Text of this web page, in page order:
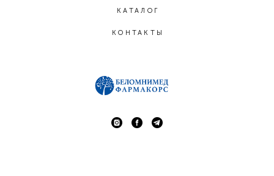
КАТАЛОГ
КОНТАКТЫ